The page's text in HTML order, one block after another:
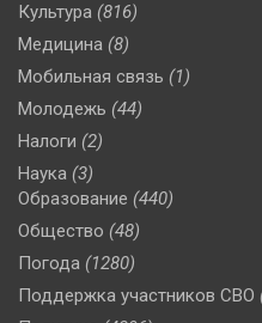
Культура (816)
Медицина (8)
Мобильная связь (1)
Молодежь (44)
Налоги (2)
Наука (3)
Образование (440)
Общество (48)
Погода (1280)
Поддержка участников СВО